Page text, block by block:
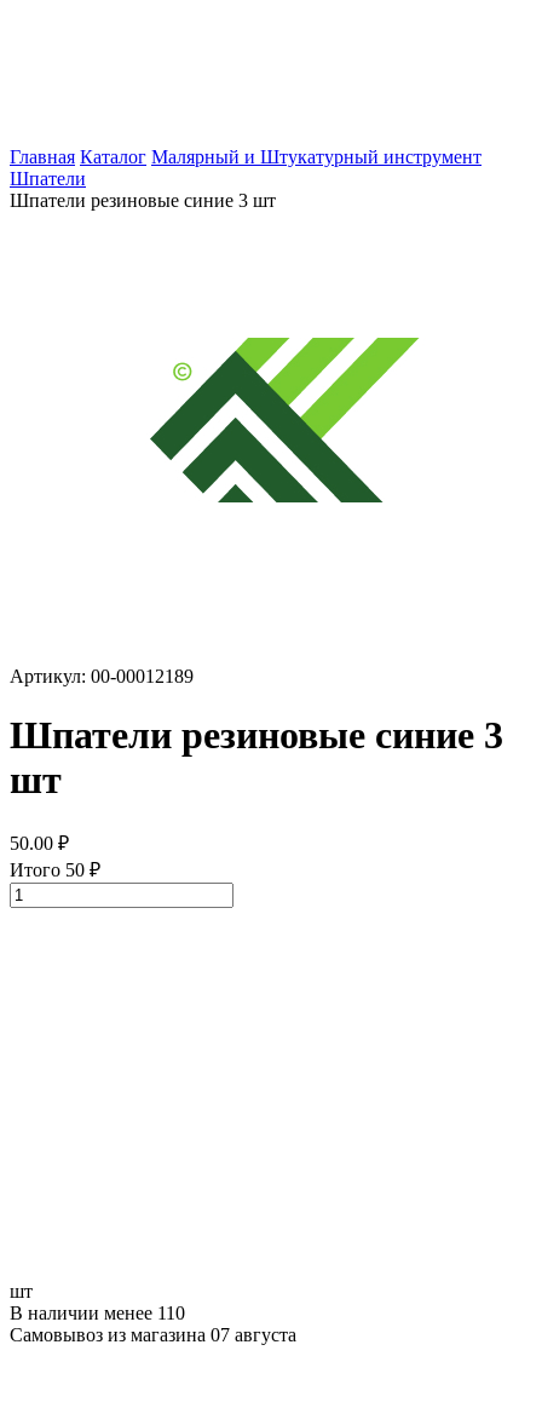
Главная Каталог Малярный и Штукатурный инструмент
Шпатели
Шпатели резиновые синие 3 шт
Артикул: 00-00012189
Шпатели резиновые синие 3
шт
50.00 ₽
Итого 50 ₽
шт
В наличии менее 110
Самовывоз из магазина 07 августа